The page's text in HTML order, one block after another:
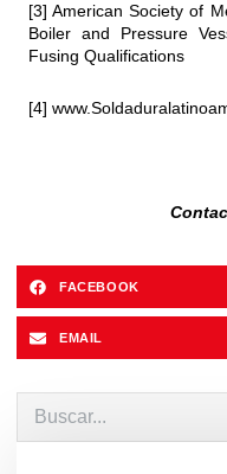
[3] American Society of
Boiler and Pressure
Fusing Qualifications
[4]
FACEBOOK
EMAIL